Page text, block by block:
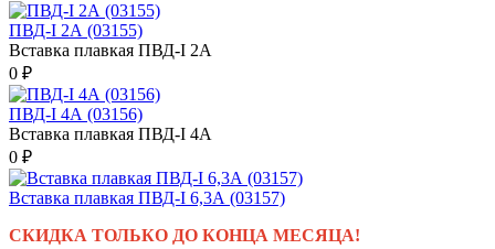
ПВД-I 2А (03155)
Вставка плавкая ПВД-I 2А
0 ₽
ПВД-I 4А (03156)
Вставка плавкая ПВД-I 4А
0 ₽
Вставка плавкая ПВД-I 6,3А (03157)
СКИДКА ТОЛЬКО ДО КОНЦА МЕСЯЦА!